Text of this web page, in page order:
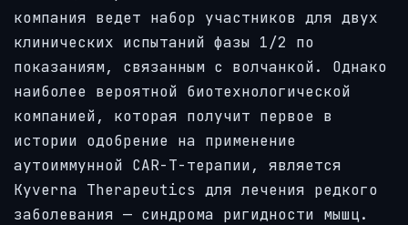
компания ведет набор участников для двух
клинических испытаний фазы 1/2 по
показаниям, связанным с волчанкой. Однако
наиболее вероятной биотехнологической
компанией, которая получит первое в
истории одобрение на применение
аутоиммунной CAR-T-терапии, является
Kyverna Therapeutics для лечения редкого
заболевания — синдрома ригидности мышц.